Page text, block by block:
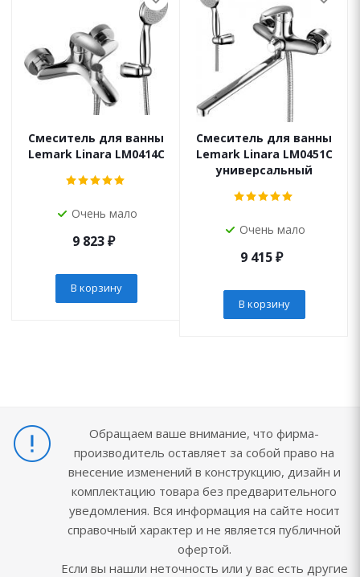
Смеситель для ванны
Lemark Linara LM0414C
Очень мало
9 823₽
В корзину
Смеситель для ванны
Lemark Linara LM0451C
универсальный
Очень мало
9 415₽
В корзину
Обращаем ваше внимание, что фирма-
производитель оставляет за собой право на
внесение изменений в конструкцию, дизайн и
комплектацию товара без предварительного
уведомления. Вся информация на сайте носит
справочный характер и не является публичной
офертой.
Если вы нашли неточность или у вас есть другие